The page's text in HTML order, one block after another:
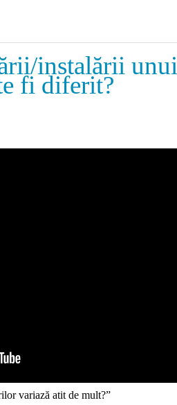
instalării unui
fi diferit?
variază atit de mult?”